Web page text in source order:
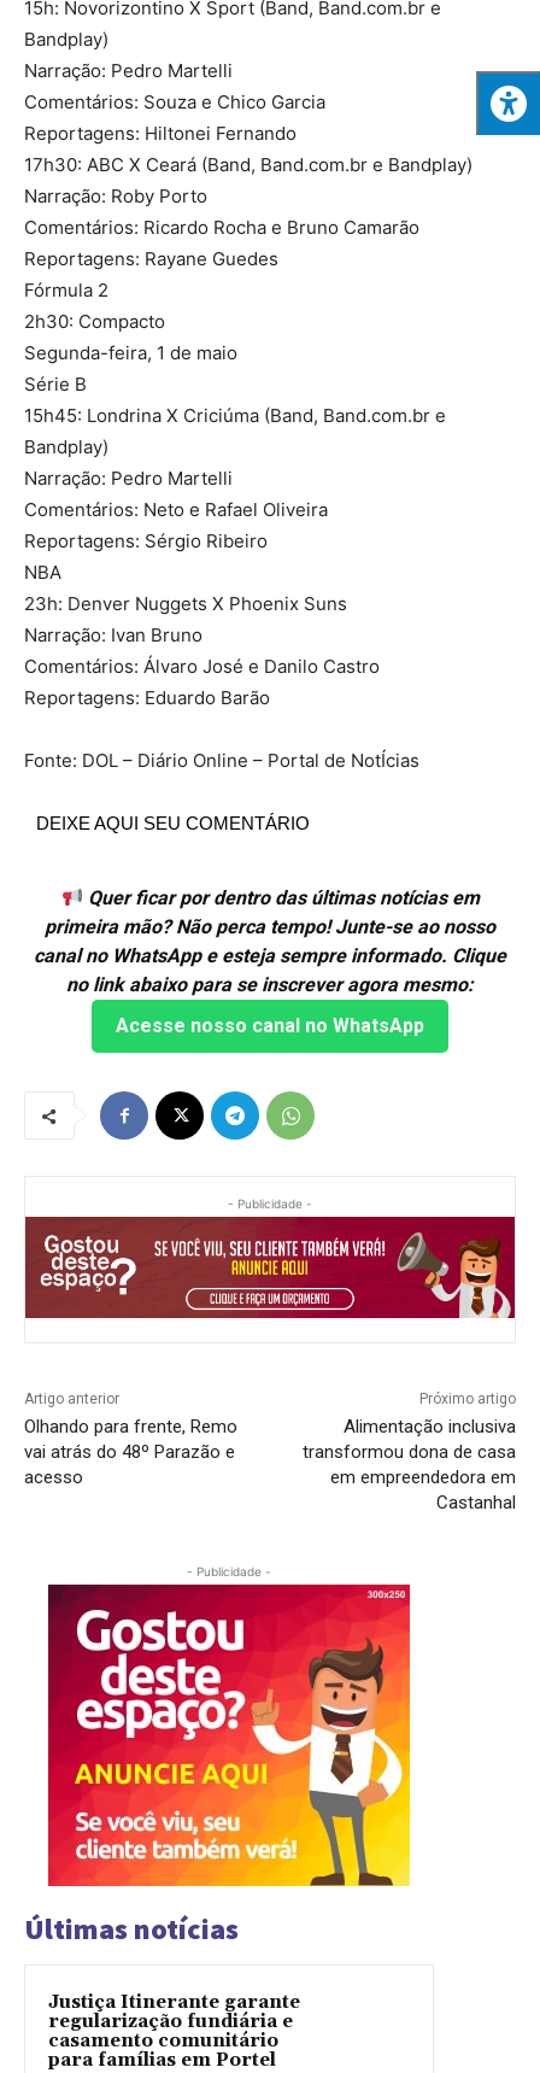
15h: Novorizontino X Sport (Band, Band.com.br e
Bandplay)
Narração: Pedro Martelli
Comentários: Souza e Chico Garcia
Reportagens: Hiltonei Fernando
17h30: ABC X Ceará (Band, Band.com.br e Bandplay)
Narração: Roby Porto
Comentários: Ricardo Rocha e Bruno Camarão
Reportagens: Rayane Guedes
Fórmula 2
2h30: Compacto
Segunda-feira, 1 de maio
Série B
15h45: Londrina X Criciúma (Band, Band.com.br e
Bandplay)
Narração: Pedro Martelli
Comentários: Neto e Rafael Oliveira
Reportagens: Sérgio Ribeiro
NBA
23h: Denver Nuggets X Phoenix Suns
Narração: Ivan Bruno
Comentários: Álvaro José e Danilo Castro
Reportagens: Eduardo Barão
Fonte: DOL – Diário Online – Portal de NotÍcias
DEIXE AQUI SEU COMENTÁRIO
Quer ficar por dentro das últimas notícias em
primeira mão? Não perca tempo! Junte-se ao nosso
canal no WhatsApp e esteja sempre informado. Clique
no link abaixo para se inscrever agora mesmo:
Acesse nosso canal no WhatsApp
- Publicidade -
Artigo anterior
Olhando para frente, Remo
vai atrás do 48º Parazão e
acesso
Próximo artigo
Alimentação inclusiva
transformou dona de casa
em empreendedora em
Castanhal
- Publicidade -
Últimas notícias
Justiça Itinerante garante
regularização fundiária e
casamento comunitário
para famílias em Portel